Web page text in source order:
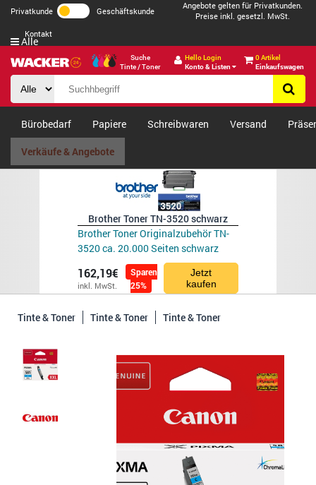
Privatkunde Geschäftskunde
Angebote gelten für Privatkunden.
Preise inkl. gesetzl. MwSt.
Kontakt
Suche
Tinte / Toner
Hello Login
Konto & Listen
0 Artikel
Einkaufswagen
Alle
Bürobedarf Papiere Schreibwaren Versand
Verkäufe & Angebote
Brother Toner TN-3520 schwarz
Brother Toner Originalzubehör TN-
3520 ca. 20.000 Seiten schwarz
162,19€
inkl. MwSt.
Sparen
25%
Jetzt
kaufen
Tinte & Toner Tinte & Toner Tinte & Toner